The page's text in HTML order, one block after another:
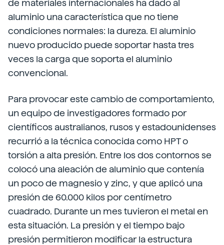
de materiales internacionales ha dado al
aluminio una característica que no tiene
condiciones normales: la dureza. El aluminio
nuevo producido puede soportar hasta tres
veces la carga que soporta el aluminio
convencional.
Para provocar este cambio de comportamiento,
un equipo de investigadores formado por
científicos australianos, rusos y estadounidenses
recurrió a la técnica conocida como HPT o
torsión a alta presión. Entre los dos contornos se
colocó una aleación de aluminio que contenía
un poco de magnesio y zinc, y que aplicó una
presión de 60.000 kilos por centímetro
cuadrado. Durante un mes tuvieron el metal en
esta situación. La presión y el tiempo bajo
presión permitieron modificar la estructura